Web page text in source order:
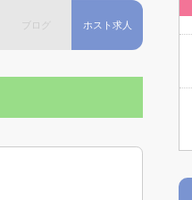
ブログ ホスト求人